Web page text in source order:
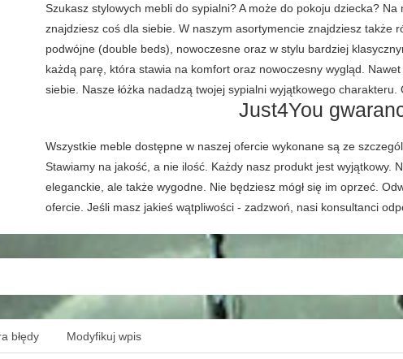
Szukasz stylowych mebli do sypialni? A może do pokoju dziecka?
znajdziesz coś dla siebie. W naszym asortymencie znajdziesz także
podwójne (double beds), nowoczesne oraz w stylu bardziej
każdą parę, która stawia na komfort oraz nowoczesny wygląd.
siebie. Nasze łóżka nadadzą twojej sypialni wyjątkowego
Just4You
Wszystkie meble dostępne w naszej ofercie wykonane są ze
Stawiamy na jakość, a nie ilość. Każdy nasz produkt jest wyjątkowy.
eleganckie, ale także wygodne. Nie będziesz mógł się im oprzeć.
ofercie. Jeśli masz jakieś wątpliwości - zadzwoń, nasi konsultanci
błędy Modyfikuj wpis